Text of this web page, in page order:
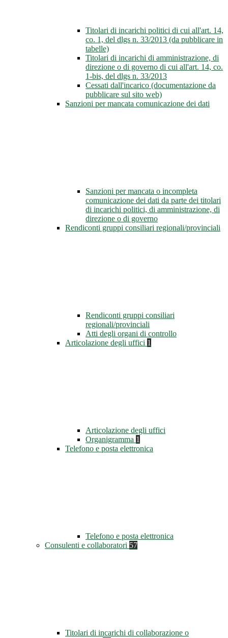
Titolari di incarichi politici di cui all'art. 14,
co. 1, del dlgs n. 33/2013 (da pubblicare in
tabelle)
Titolari di incarichi di amministrazione, di
direzione o di governo di cui all'art. 14, co.
1-bis, del dlgs n. 33/2013
Cessati dall'incarico (documentazione da
pubblicare sul sito web)
Sanzioni per mancata comunicazione dei dati
Sanzioni per mancata o incompleta
comunicazione dei dati da parte dei titolari
di incarichi politici, di amministrazione, di
direzione o di governo
Rendiconti gruppi consiliari regionali/provinciali
Rendiconti gruppi consiliari
regionali/provinciali
Atti degli organi di controllo
Articolazione degli uffici 1
Articolazione degli uffici
Organigramma 1
Telefono e posta elettronica
Telefono e posta elettronica
Consulenti e collaboratori 57
Titolari di incarichi di collaborazione o